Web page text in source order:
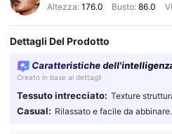
Altezza: 176.0 Busto:86.0
Dettagli Del Prodotto
Caratteristiche
Creato in base ai dettagli
Tessuto intrecciato: Texture
Casual: Rilassato e facile da abbinare.